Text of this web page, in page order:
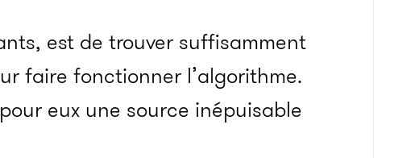
est de trouver suffisamment
faire fonctionner l’algorithme.
eux une source inépuisable